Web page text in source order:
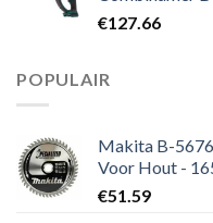
€127.66
POPULAIR
Makita B-
Voor Hout -
€51.59